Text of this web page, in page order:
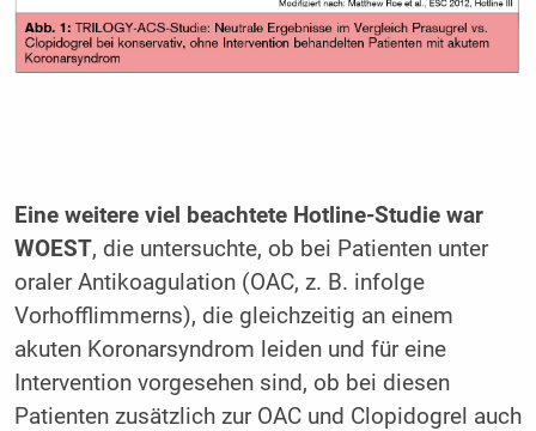
Eine weitere viel beachtete Hotline-Studie war
WOEST, die untersuchte, ob bei Patienten unter
oraler Antikoagulation (OAC, z. B. infolge
Vorhofflimmerns), die gleichzeitig an einem
akuten Koronarsyndrom leiden und für eine
Intervention vorgesehen sind, ob bei diesen
Patienten zusätzlich zur OAC und Clopidogrel auch